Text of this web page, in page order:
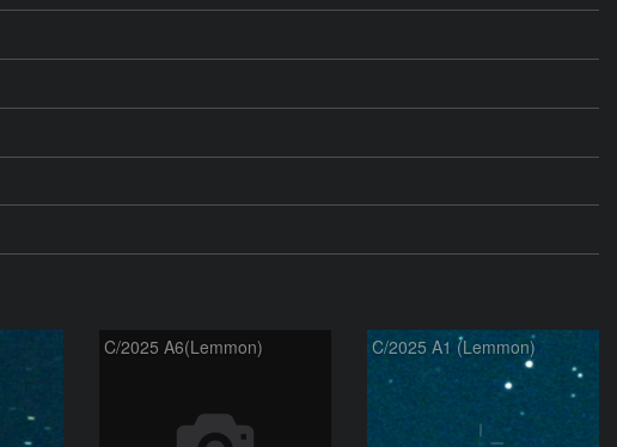
C/2025 A6(Lemmon) C/2025 A1 (Lemmon)